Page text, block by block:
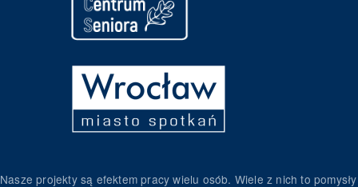
Nasze projekty są efektem pracy wielu osób. Wiele z nich to pomysły